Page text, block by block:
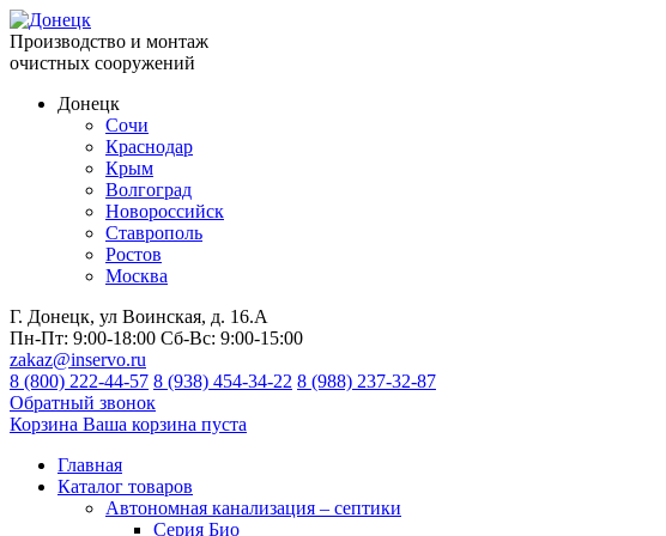
Производство и монтаж
очистных сооружений
Донецк
Сочи
Краснодар
Крым
Волгоград
Новороссийск
Ставрополь
Ростов
Москва
Г. Донецк, ул Воинская, д. 16.А
Пн-Пт: 9:00-18:00 Сб-Вс: 9:00-15:00
zakaz@inservo.ru
8 (800) 222-44-57 8 (938) 454-34-22 8 (988) 237-32-87
Обратный звонок
Корзина Ваша корзина пуста
Главная
Каталог товаров
Автономная канализация – септики
Серия Био